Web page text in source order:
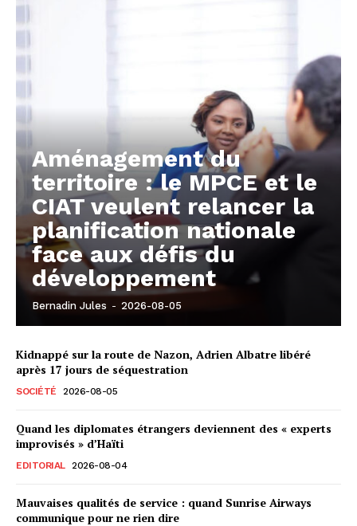
Aménagement du
territoire : le MPCE et le
CIAT veulent relancer la
planification nationale
face aux défis du
développement
Bernadin Jules - 2026-08-05
Kidnappé sur la route de Nazon, Adrien Albatre libéré
après 17 jours de séquestration
SOCIÉTÉ 2026-08-05
Quand les diplomates étrangers deviennent des « experts
improvisés » d’Haïti
EDITORIAL 2026-08-04
Mauvaises qualités de service : quand Sunrise Airways
communique pour ne rien dire